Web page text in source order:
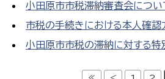
小田原市市税滞納審査会につい
市税の手続きにおける本人確認
小田原市市税の滞納に対する特